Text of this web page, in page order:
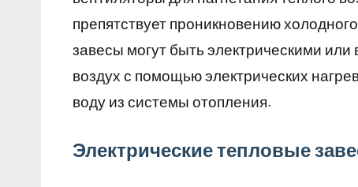
препятствует проникновению
завесы могут быть электрическими
воздух с помощью электрических
воду из системы отопления.
Электрические тепловые